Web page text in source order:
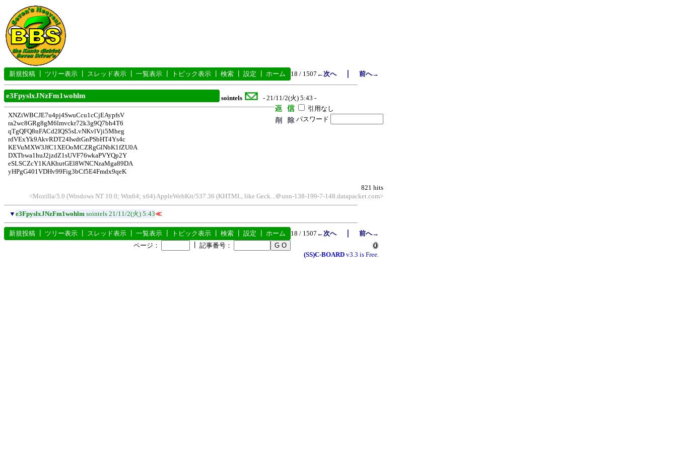
新規投稿 ツリー表示 スレッド表示 一覧表示 トピック表示 検索 設定 ホーム 18 / 1507 ←次へ｜ 前へ→
e3FpyslxJNzFm1wohlm sointels
- 21/11/2(火) 5:43 -
引用なし
パスワード
XNZiWBCJE7u4pj4SwuCcu1cCjEAypfsV
ra2wc8GRg8gM6lmvckr72k3g9Q7bh4T6
qTgQFQ8nFACd2IQS5sLvNKvlVji5Mheg
rdVExYk9AkvRDT24IwdtGnPSbHT4Ys4c
KEVuMXW3JfC1XEOoMCZRgGlNbK1fZU0A
DXTbwa1huJ2jzdZ1sUVF76wkaPVYQp2Y
eSLSCZcY1KAKhutGEl8WNCNzaMga89DA
yHPgG401VDHv99Fig3bCf5E4Fmdx9qeK
821 hits
<Mozilla/5.0 (Windows NT 10.0; Win64; x64) AppleWebKit/537.36 (KHTML, like Geck...＠unn-138-199-7-148.datapacket.com>
▼ e3FpyslxJNzFm1wohlm sointels 21/11/2(火) 5:43≪
新規投稿 ツリー表示 スレッド表示 一覧表示 トピック表示 検索 設定 ホーム 18 / 1507 ←次へ｜ 前へ→
ページ：
記事番号：
(SS)C-BOARD v3.3 is Free.